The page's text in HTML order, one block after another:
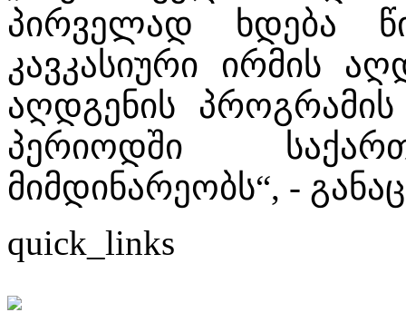
პირველად ხდება
კავკასიური ირმის
აღდგენის
პერიოდში
მიმდინარეობს“, -
quick_links